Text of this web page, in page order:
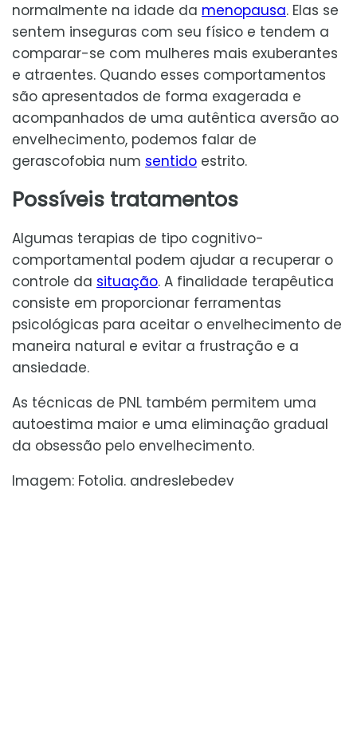
normalmente na idade da menopausa. Elas se
sentem inseguras com seu físico e tendem a
comparar-se com mulheres mais exuberantes
e atraentes. Quando esses comportamentos
são apresentados de forma exagerada e
acompanhados de uma autêntica aversão ao
envelhecimento, podemos falar de
gerascofobia num sentido estrito.
Possíveis tratamentos
Algumas terapias de tipo cognitivo-
comportamental podem ajudar a recuperar o
controle da situação. A finalidade terapêutica
consiste em proporcionar ferramentas
psicológicas para aceitar o envelhecimento de
maneira natural e evitar a frustração e a
ansiedade.
As técnicas de PNL também permitem uma
autoestima maior e uma eliminação gradual
da obsessão pelo envelhecimento.
Imagem: Fotolia. andreslebedev